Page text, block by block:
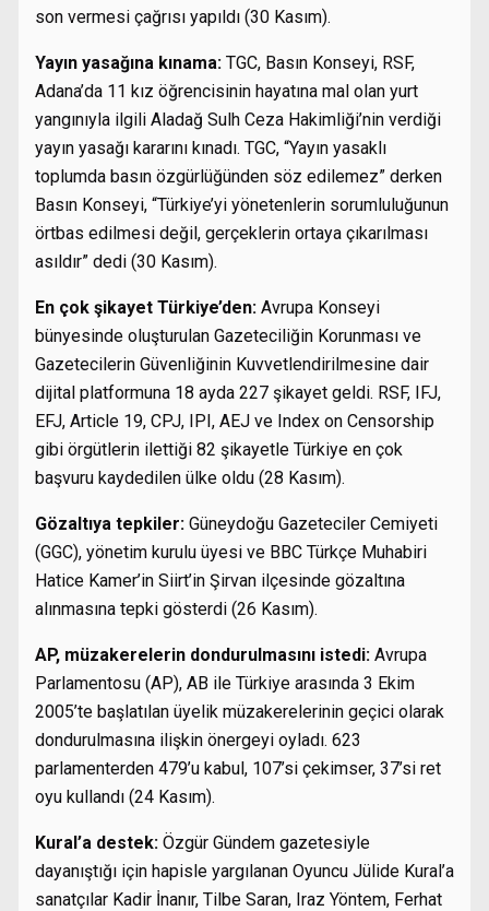
son vermesi çağrısı yapıldı (30 Kasım).
Yayın yasağına kınama: TGC, Basın Konseyi, RSF,
Adana’da 11 kız öğrencisinin hayatına mal olan yurt
yangınıyla ilgili Aladağ Sulh Ceza Hakimliği’nin verdiği
yayın yasağı kararını kınadı. TGC, “Yayın yasaklı
toplumda basın özgürlüğünden söz edilemez” derken
Basın Konseyi, “Türkiye’yi yönetenlerin sorumluluğunun
örtbas edilmesi değil, gerçeklerin ortaya çıkarılması
asıldır” dedi (30 Kasım).
En çok şikayet Türkiye’den: Avrupa Konseyi
bünyesinde oluşturulan Gazeteciliğin Korunması ve
Gazetecilerin Güvenliğinin Kuvvetlendirilmesine dair
dijital platformuna 18 ayda 227 şikayet geldi. RSF, IFJ,
EFJ, Article 19, CPJ, IPI, AEJ ve Index on Censorship
gibi örgütlerin ilettiği 82 şikayetle Türkiye en çok
başvuru kaydedilen ülke oldu (28 Kasım).
Gözaltıya tepkiler: Güneydoğu Gazeteciler Cemiyeti
(GGC), yönetim kurulu üyesi ve BBC Türkçe Muhabiri
Hatice Kamer’in Siirt’in Şirvan ilçesinde gözaltına
alınmasına tepki gösterdi (26 Kasım).
AP, müzakerelerin dondurulmasını istedi: Avrupa
Parlamentosu (AP), AB ile Türkiye arasında 3 Ekim
2005’te başlatılan üyelik müzakerelerinin geçici olarak
dondurulmasına ilişkin önergeyi oyladı. 623
parlamenterden 479’u kabul, 107’si çekimser, 37’si ret
oyu kullandı (24 Kasım).
Kural’a destek: Özgür Gündem gazetesiyle
dayanıştığı için hapisle yargılanan Oyuncu Jülide Kural’a
sanatçılar Kadir İnanır, Tilbe Saran, Iraz Yöntem, Ferhat